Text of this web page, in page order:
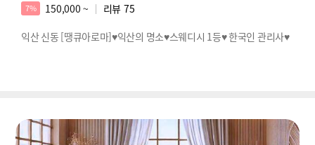
7% 150,000 ~ 리뷰 75
익산 신동 [땡큐아로마]♥익산의 명소♥스웨디시 1등♥ 한국인 관리사♥